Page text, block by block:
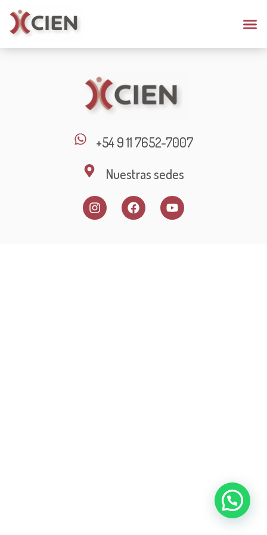
+54 9 11 7652-7007
Nuestras sedes